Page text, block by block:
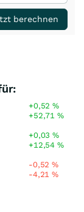
berechnen
+0,52%
+52,71%
+0,03%
+12,54%
-0,52%
-4,21%